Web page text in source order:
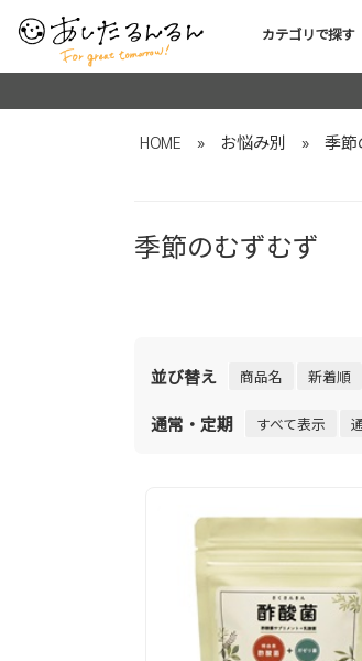
カテゴリで探す
HOME » お悩み別 » 季節
季節のむずむず
並び替え 商品名 新着順
通常・定期 すべて表示